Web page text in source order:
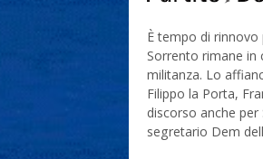
È tempo di
Sorrento rimane in
militanza. Lo
Filippo la Porta,
discorso anche
segretario Dem